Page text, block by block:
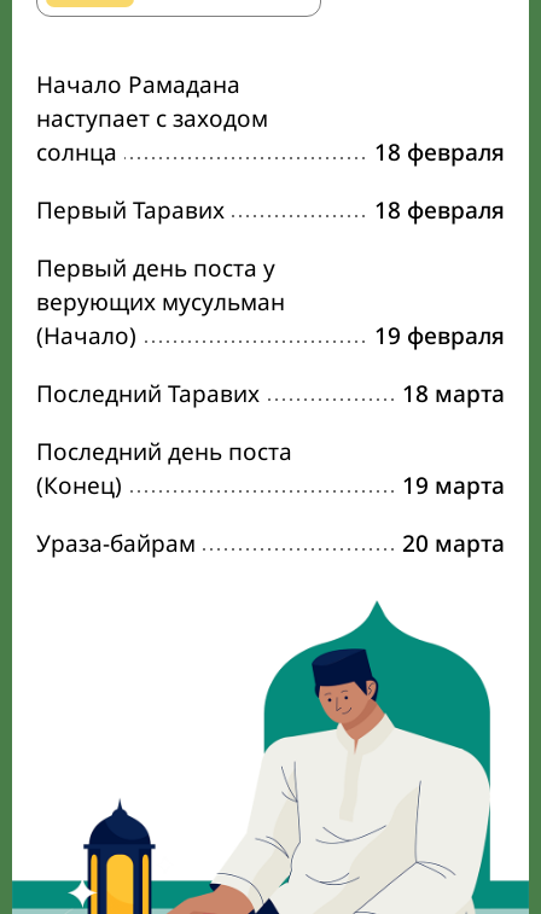
Начало Рамадана
наступает с заходом
солнца
18 февраля
Первый Таравих
18 февраля
Первый день поста у
верующих мусульман
(Начало)
19 февраля
Последний Таравих
18 марта
Последний день поста
(Конец)
19 марта
Ураза-байрам
20 марта